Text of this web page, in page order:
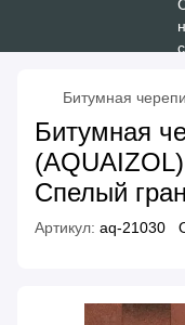
Битумная
Битумная
Спелый
Артикул: aq-21030